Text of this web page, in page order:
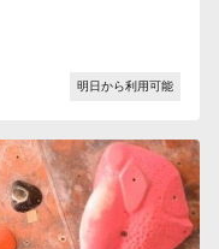
明日から利用可能